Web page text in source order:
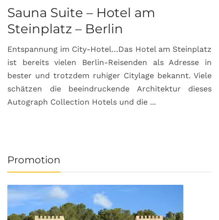
Sauna Suite – Hotel am
Steinplatz – Berlin
Entspannung im City-Hotel…Das Hotel am Steinplatz
ist bereits vielen Berlin-Reisenden als Adresse in
bester und trotzdem ruhiger Citylage bekannt. Viele
schätzen die beeindruckende Architektur dieses
Autograph Collection Hotels und die ...
Promotion